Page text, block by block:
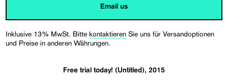
Email us
Inklusive 13% MwSt. Bittekontaktieren Sie uns für Versandoptionen
und Preise in anderen Währungen.
Free trial today! (Untitled), 2015